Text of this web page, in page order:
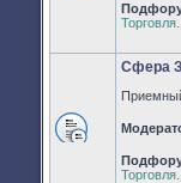
сообщений
Торговля.
сообщений
Сфера
Торговля.